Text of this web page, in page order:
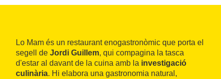
Lo Mam és un restaurant enogastronòmic que porta el
segell de Jordi Guillem, qui compagina la tasca
d'estar al davant de la cuina amb la investigació
culinària. Hi elabora una gastronomia natural,